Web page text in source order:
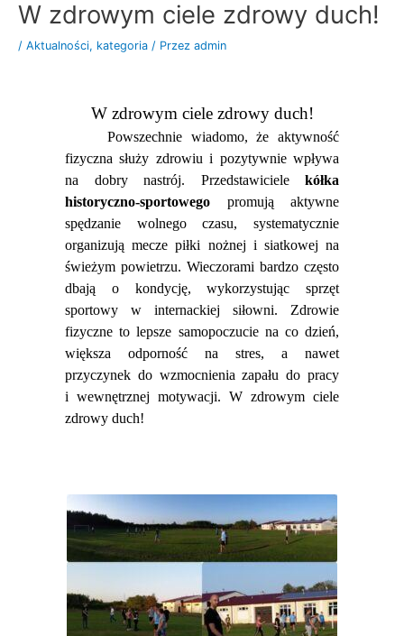
PrzejdźW zdrowym ciele zdrowy duch!
/ Aktualności, kategoria / Przez admin
W zdrowym ciele zdrowy duch!
Powszechnie wiadomo, że aktywność
fizyczna służy zdrowiu i pozytywnie wpływa
na dobry nastrój. Przedstawiciele kółka
historyczno-sportowego promują aktywne
spędzanie wolnego czasu, systematycznie
organizują mecze piłki nożnej i siatkowej na
świeżym powietrzu. Wieczorami bardzo często
dbają o kondycję, wykorzystując sprzęt
sportowy w internackiej siłowni. Zdrowie
fizyczne to lepsze samopoczucie na co dzień,
większa odporność na stres, a nawet
przyczynek do wzmocnienia zapału do pracy
i wewnętrznej motywacji. W zdrowym ciele
zdrowy duch!